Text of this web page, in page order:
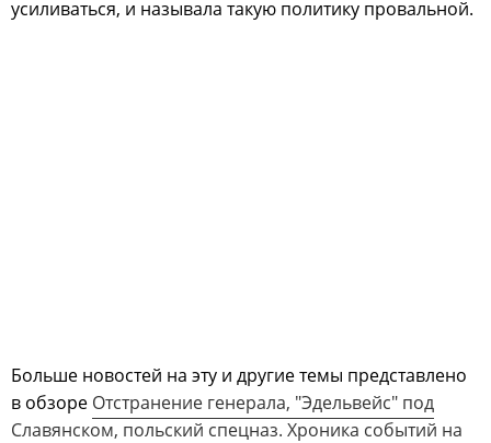
усиливаться, и называла такую политику провальной.
Больше новостей на эту и другие темы представлено
в обзоре Отстранение генерала, "Эдельвейс" под
Славянском, польский спецназ. Хроника событий на